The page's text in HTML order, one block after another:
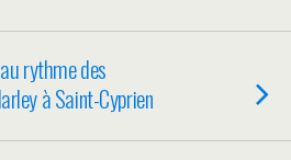
rythme des
à Saint-Cyprien